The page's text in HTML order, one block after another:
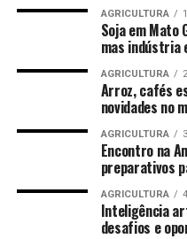
das diretrizes do quinto
iniciativa voltada à
apoiar a transformação
brasileira.
A nova etapa do
inovação, pesquisa,
competitividade
devem ser direcionados a
fertilizantes verdes,
biomateriais e economia
AGRICULTURA
Soja em Mato
mas indústria
AGRICULTURA
Arroz, cafés
novidades no
AGRICULTURA
Encontro na
preparativos
AGRICULTURA
Inteligência
desafios e